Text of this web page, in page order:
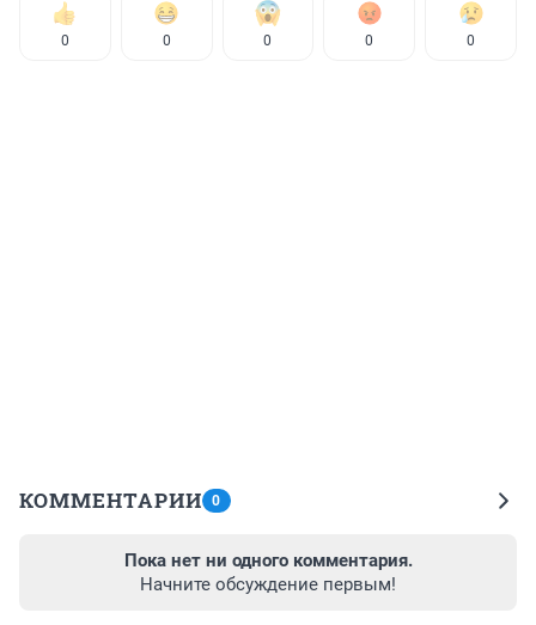
0 0 0 0 0
КОММЕНТАРИИ 0
Пока нет ни одного комментария.
Начните обсуждение первым!